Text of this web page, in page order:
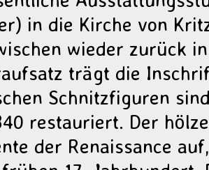
in die Kirche von
wieder zurück
trägt die
Schnitzfiguren
restauriert. Der
der Renaissance